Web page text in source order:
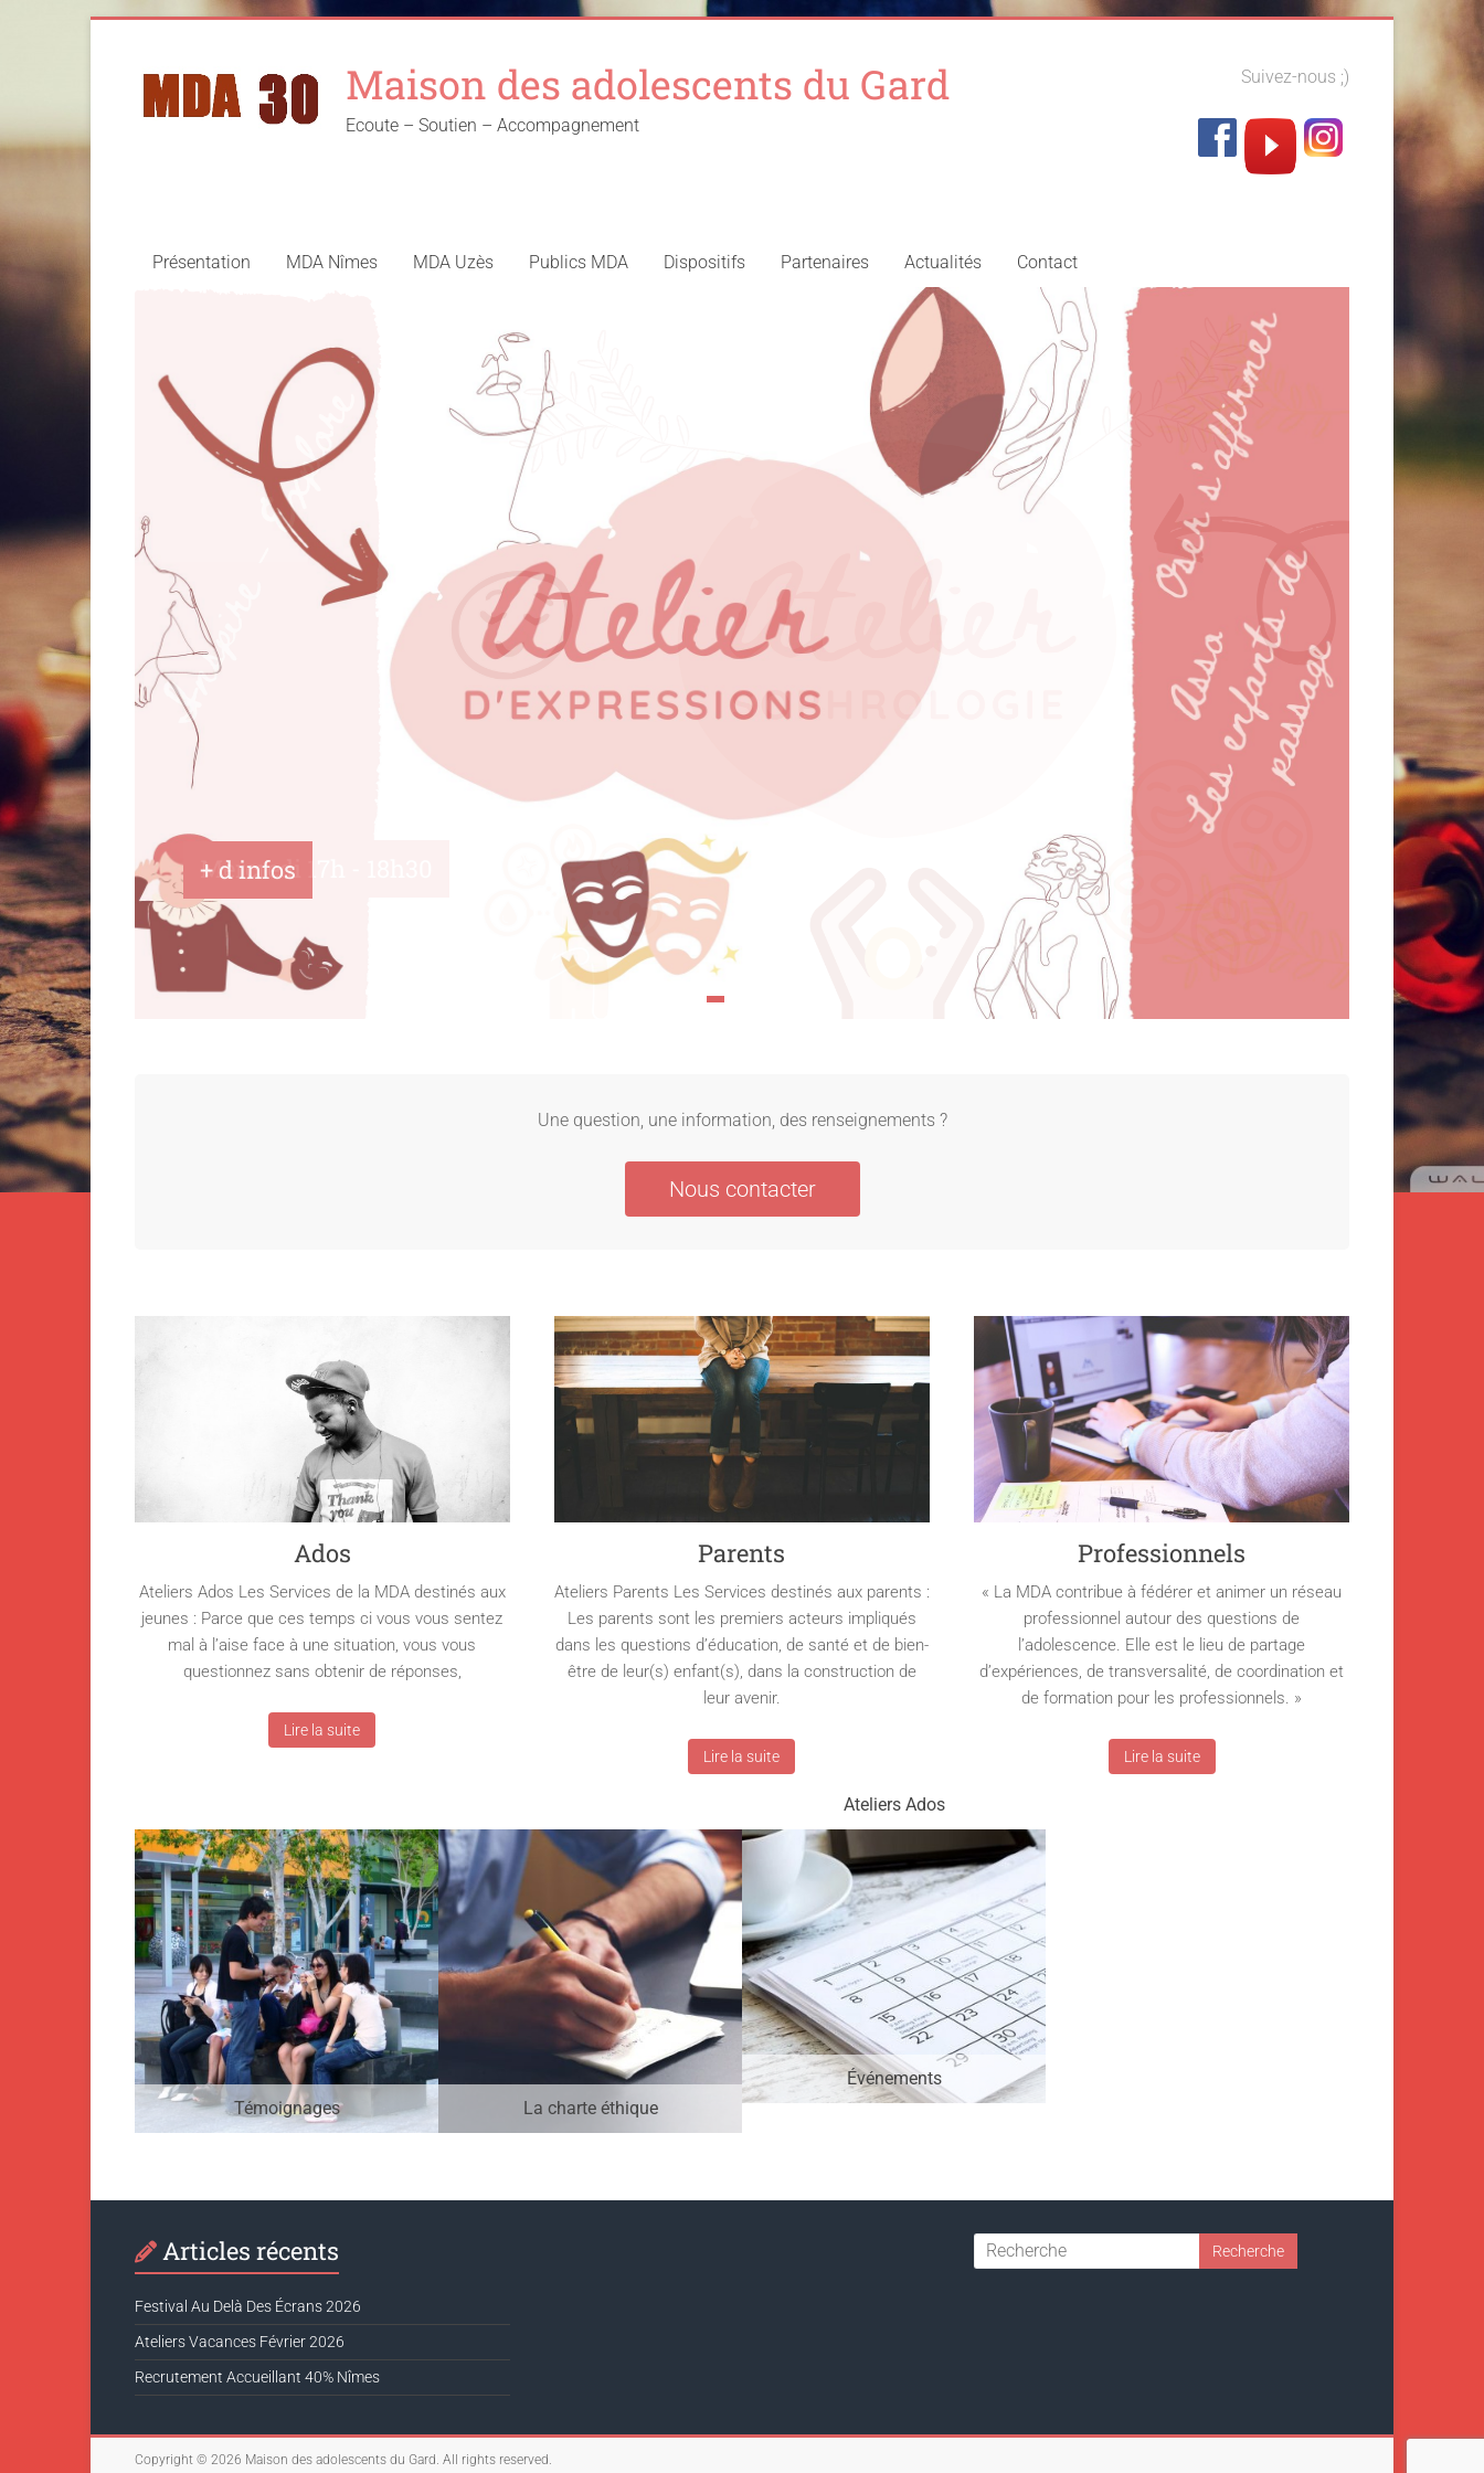
content
Maison des adolescents du Gard
Ecoute – Soutien – Accompagnement
Suivez-nous ;)
Présentation MDA Nîmes MDA Uzès Publics MDA Dispositifs Partenaires Actualités Contact
Mercredi 17h - 18h30
Une question, une information, des renseignements ?
Nous contacter
Ados
Ateliers Ados Les Services de la MDA destinés aux
jeunes : Parce que ces temps ci vous vous sentez
mal à l’aise face à une situation, vous vous
questionnez sans obtenir de réponses,
Lire la suite
Parents
Ateliers Parents Les Services destinés aux parents :
Les parents sont les premiers acteurs impliqués
dans les questions d’éducation, de santé et de bien-
être de leur(s) enfant(s), dans la construction de
leur avenir.
Lire la suite
Professionnels
« La MDA contribue à fédérer et animer un réseau
professionnel autour des questions de
l’adolescence. Elle est le lieu de partage
d’expériences, de transversalité, de coordination et
de formation pour les professionnels. »
Lire la suite
Témoignages La charte éthique
Ateliers Ados
Événements
Articles récents
Festival Au Delà Des Écrans 2026
Ateliers Vacances Février 2026
Recrutement Accueillant 40% Nîmes
Copyright © 2026 Maison des adolescents du Gard . All rights reserved.